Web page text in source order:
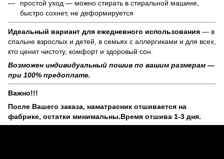
простой уход — можно стирать в стиральной машине,
быстро сохнет, не деформируется
Идеальный вариант для ежедневного использования — в
спальне взрослых и детей, в семьях с аллергиками и для всех,
кто ценит чистоту, комфорт и здоровый сон.
Возможен индивидуальный пошив по вашим размерам —
при 100% предоплате.
Важно!!!
После Вашего заказа, наматрасник отшивается на
фабрике, остатки минимальны.Время отшива 1-3 дня.